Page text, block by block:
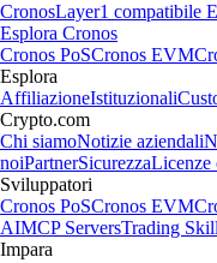
CronosLayer1 compatibile
Esplora Cronos
Cronos PoSCronos EVM
Esplora
AffiliazioneIstituzionali
Crypto.com
Chi siamoNotizie aziendali
noiPartnerSicurezzaLicenze
Sviluppatori
Cronos PoSCronos EVM
AIMCP ServersTrading
Impara